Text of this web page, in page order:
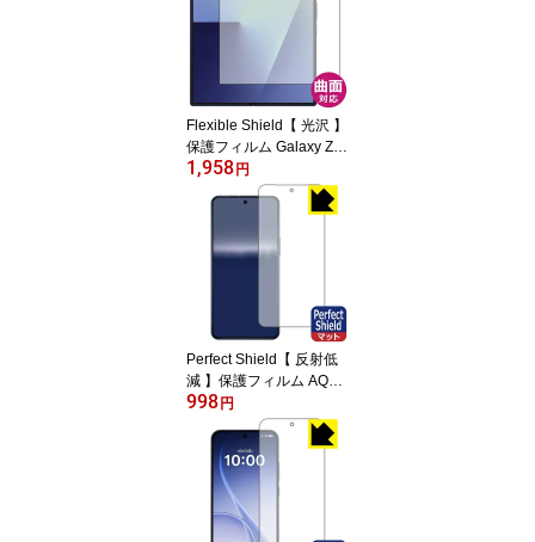
Flexible Shield【 光沢 】
保護フィルム Galaxy Z F
old7 (メイン画面用) 日本
製 自社製造直販
1,958円
Perfect Shield【 反射低
減 】保護フィルム AQU
OS R11 (画面用) 日本製
自社製造直販
998円